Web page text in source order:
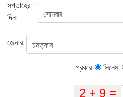
সপ্তাহের
দিন:
জেনার:
প্রকার: সিনেমা